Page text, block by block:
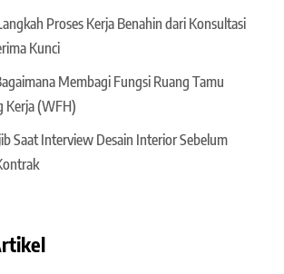
Proses Kerja Benahin dari Konsultasi
Kunci
Membagi Fungsi Ruang Tamu
Kerja (WFH)
Saat Interview Desain Interior Sebelum